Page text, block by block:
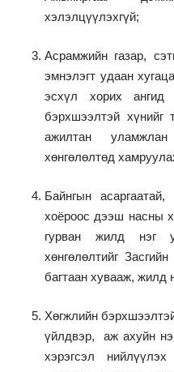
хэлэлцүүлэхгүй;
Асрамжийн газар,
эмнэлэгт удаан
эсхүл хорих
бэрхшээлтэй хүнийг
ажилтан
хөнгөлөлтөд
Байнгын
хоёроос дээш насны
гурван жилд нэг
хөнгөлөлтийг
багтаан хувааж, жилд
Хөгжлийн
үйлдвэр, аж ахуйн
хэрэгсэл